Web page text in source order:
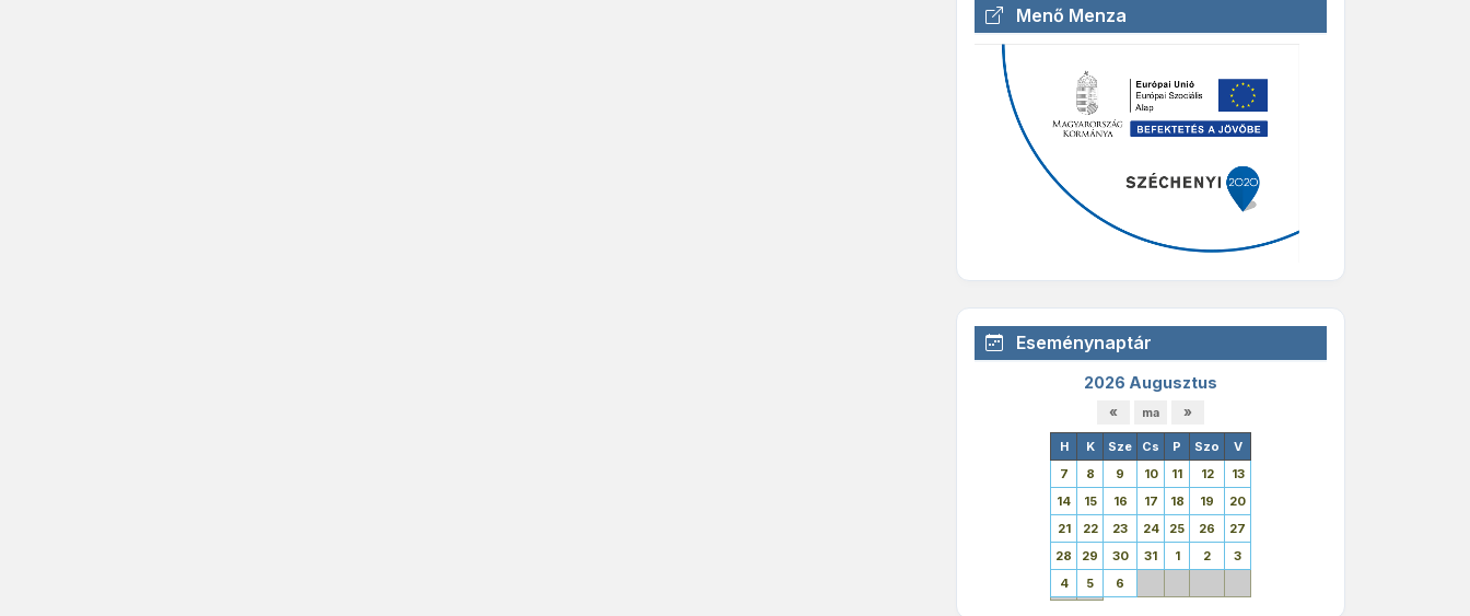
Menő Menza
Eseménynaptár
2026 Augusztus
H K Sze Cs P Szo
V
7
8 9 10 11 12
13
14
15 16 17 18 19
20
21
22 23 24 25 26
27
28
29 30 31 1 2
3
4
5 6